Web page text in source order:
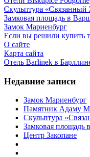
Скульптура «Связанный
Замковая площадь в
Замок Мариенбург
Если вы решили купить
О сайте
Карта сайта
Отель Barlinek в
Недавние записи
Замок Мариенбург
Памятник Адаму
Скульптура
Замковая площадь
Центр Закопане